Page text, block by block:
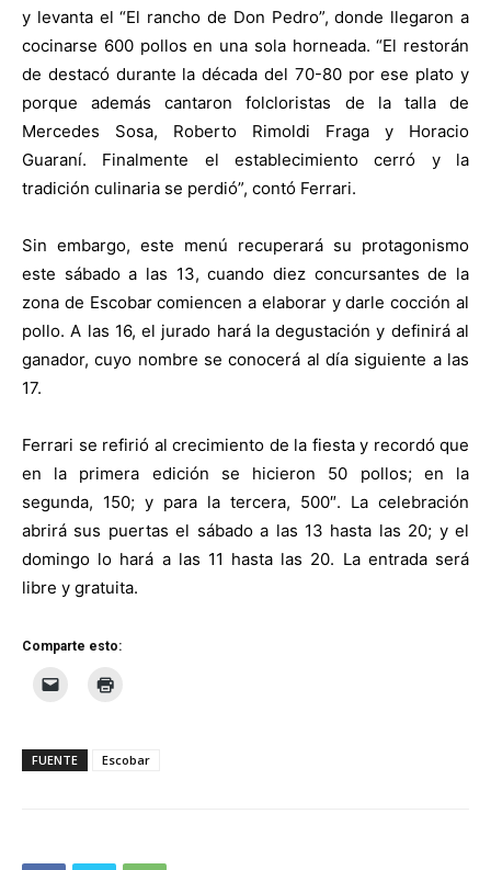
y levanta el “El rancho de Don Pedro”, donde llegaron a
cocinarse 600 pollos en una sola horneada. “El restorán
de destacó durante la década del 70-80 por ese plato y
porque además cantaron folcloristas de la talla de
Mercedes Sosa, Roberto Rimoldi Fraga y Horacio
Guaraní. Finalmente el establecimiento cerró y la
tradición culinaria se perdió”, contó Ferrari.
Sin embargo, este menú recuperará su protagonismo
este sábado a las 13, cuando diez concursantes de la
zona de Escobar comiencen a elaborar y darle cocción al
pollo. A las 16, el jurado hará la degustación y definirá al
ganador, cuyo nombre se conocerá al día siguiente a las
17.
Ferrari se refirió al crecimiento de la fiesta y recordó que
en la primera edición se hicieron 50 pollos; en la
segunda, 150; y para la tercera, 500″. La celebración
abrirá sus puertas el sábado a las 13 hasta las 20; y el
domingo lo hará a las 11 hasta las 20. La entrada será
libre y gratuita.
Comparte esto:
FUENTE Escobar